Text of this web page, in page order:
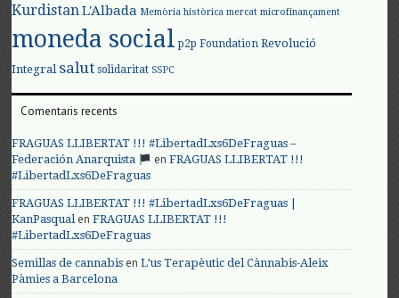
KurdistanL'Albada Memòria històrica mercat microfinançament
moneda social p2p Foundation Revolució
Integral salut solidaritat SSPC
Comentaris recents
FRAGUAS LLIBERTAT !!! #LibertadLxs6DeFraguas –
Federación Anarquista
enFRAGUAS LLIBERTAT !!!
#LibertadLxs6DeFraguas
FRAGUAS LLIBERTAT !!! #LibertadLxs6DeFraguas |
KanPasqualenFRAGUAS LLIBERTAT !!!
#LibertadLxs6DeFraguas
Semillas de cannabis enL’us Terapèutic del Cànnabis-Aleix
Pàmies a Barcelona